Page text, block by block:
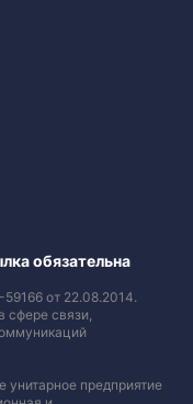
обязательна
от 22.08.2014.
сфере связи,
унитарное предприятие